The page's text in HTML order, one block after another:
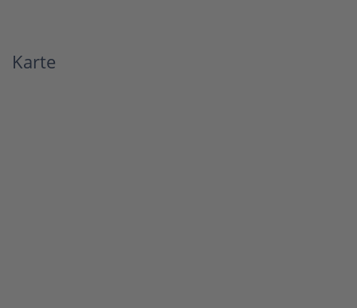
Karte